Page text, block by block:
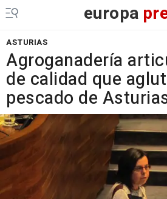
europa
ASTURIAS
Agroganadería
de calidad que
pescado de